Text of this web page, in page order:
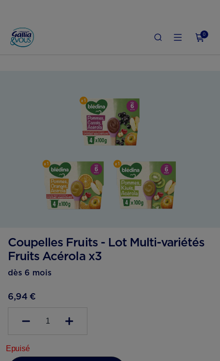
0
ACCUEIL
Coupelles Fruits - Lot Multi-variétés
Fruits Acérola x3
dès 6 mois
6,94 €
1
Epuisé